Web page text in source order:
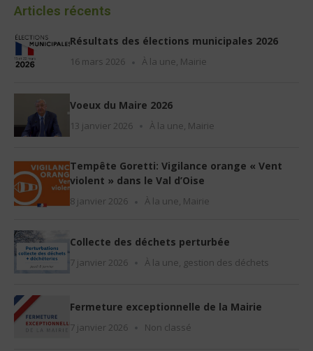
Articles récents
Résultats des élections municipales 2026
16 mars 2026 À la une, Mairie
Voeux du Maire 2026
13 janvier 2026 À la une Mairie
Tempête Goretti: Vigilance orange « Vent
violent » dans le Val d’Oise
8 janvier 2026 À la une, Mairie
Collecte des déchets perturbée
7 janvier 2026 À la une gestion des déchets
Fermeture exceptionnelle de la Mairie
7 janvier 2026 Non classé